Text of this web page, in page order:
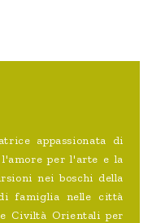
appassionata di
per l'arte e la
nei boschi della
famiglia nelle città
Civiltà Orientali per